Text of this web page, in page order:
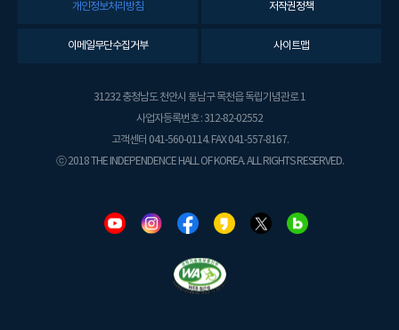
개인정보처리방침 저작권정책
이메일무단수집거부 사이트맵
31232 충청남도 천안시 동남구 목천읍 독립기념관로 1
사업자등록번호 : 312-82-02552
고객센터 041-560-0114. FAX 041-557-8167.
ⓒ 2018 THE INDEPENDENCE HALL OF KOREA. ALL RIGHTS RESERVED.